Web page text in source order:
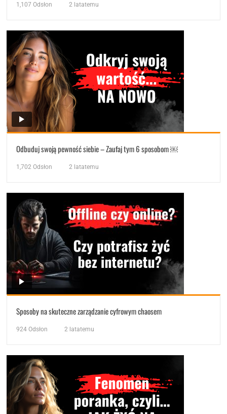
1,107 Odsłon 2 latatemu
Odbuduj swoją pewność siebie – Zaufaj tym 6 sposobom ￼
1,702 Odsłon 2 latatemu
Sposoby na skuteczne zarządzanie cyfrowym chaosem
924 Odsłon 2 latatemu